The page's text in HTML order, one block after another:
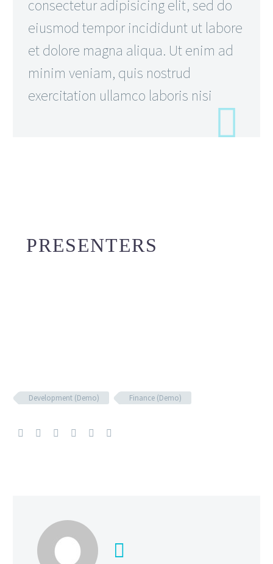
consectetur adipisicing elit, sed do
eiusmod tempor incididunt ut labore
et dolore magna aliqua. Ut enim ad
minim veniam, quis nostrud
exercitation ullamco laboris nisi
PRESENTERS
Development (Demo) Finance (Demo)